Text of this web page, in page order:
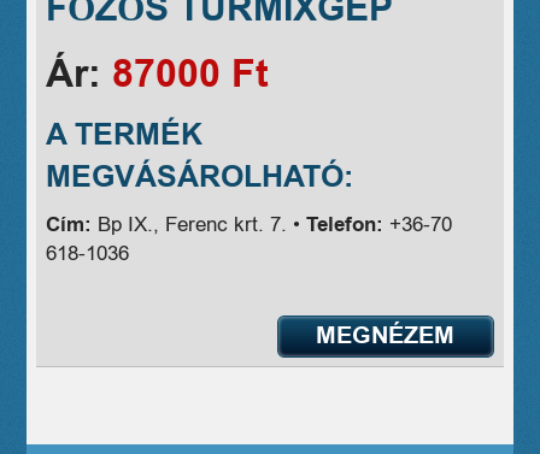
Ár: 87000 Ft
A TERMÉK
MEGVÁSÁROLHATÓ:
Cím: Bp IX., Ferenc krt. 7. •Telefon: +36-70
618-1036
MEGNÉZEM